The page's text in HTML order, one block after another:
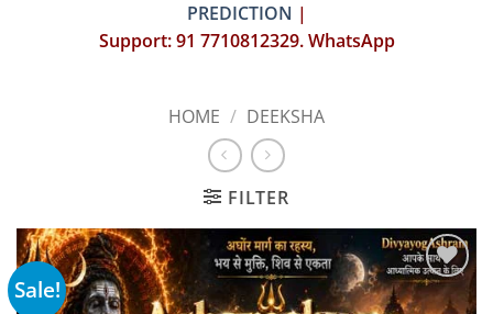
PREDICTION |
Support: 91 7710812329. WhatsApp
HOME / DEEKSHA
FILTER
Sale!
Add to